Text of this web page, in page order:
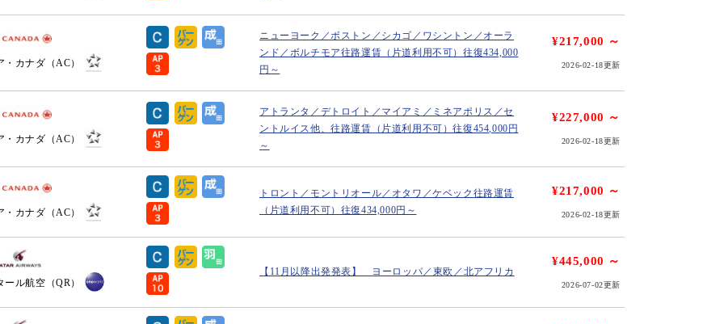
・カナダ（AC）
ニューヨーク／ボストン／シカゴ／ワシントン／オーラ
ンド／ボルチモア往路運賃（片道利用不可）往復434,000
円～
¥217,000 ～
2026-02-18更新
・カナダ（AC）
アトランタ／デトロイト／マイアミ／ミネアポリス／セ
ントルイス他、往路運賃（片道利用不可）往復454,000円
～
¥227,000 ～
2026-02-18更新
・カナダ（AC）
トロント／モントリオール／オタワ／ケベック往路運賃
（片道利用不可）往復434,000円～
¥217,000 ～
2026-02-18更新
ール航空（QR）
【11月以降出発発表】 ヨーロッパ／東欧／北アフリカ
¥445,000 ～
2026-07-02更新